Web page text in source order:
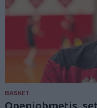
BASKET